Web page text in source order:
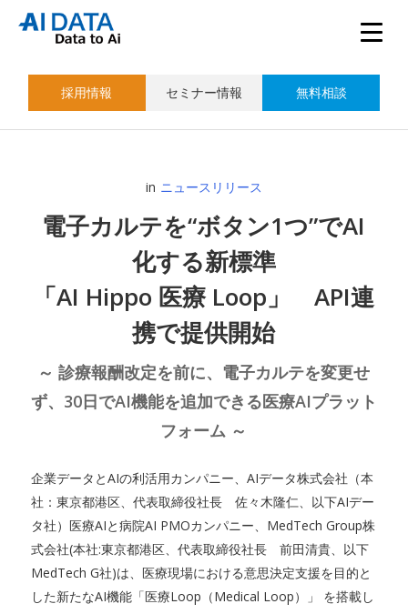
採用情報 セミナー情報 無料相談
in ニュースリリース
電子カルテを“ボタン1つ”でAI
化する新標準
「AI Hippo 医療 Loop」 API連
携で提供開始
～ 診療報酬改定を前に、電子カルテを変更せ
ず、30日でAI機能を追加できる医療AIプラット
フォーム ～
企業データとAIの利活用カンパニー、AIデータ株式会社（本
社：東京都港区、代表取締役社長 佐々木隆仁、以下AIデー
タ社）医療AIと病院AI PMOカンパニー、MedTech Group株
式会社(本社:東京都港区、代表取締役社長 前田清貴、以下
MedTech G社)は、医療現場における意思決定支援を目的と
した新たなAI機能「医療Loop（Medical Loop）」 を搭載し